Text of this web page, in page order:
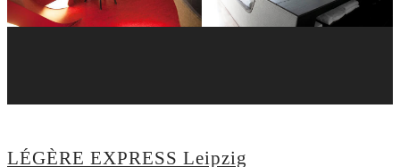
LÉGÈRE EXPRESS Leipzig